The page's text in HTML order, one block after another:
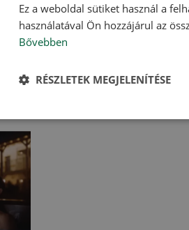
Ez a weboldal sütiket használ a
használatával Ön hozzájárul az
Bővebben
RÉSZLETEK MEGJELENÍTÉSE